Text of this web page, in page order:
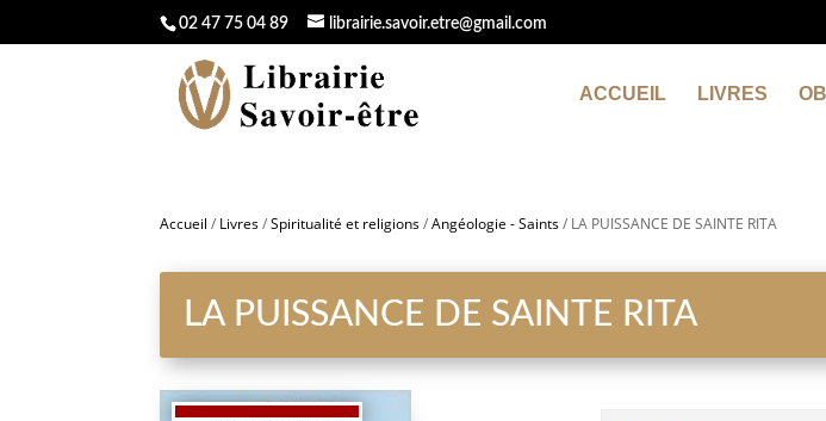
02 47 75 04 89 librairie.savoir.etre@gmail.com
ACCUEIL LIVRES
Accueil / Livres/Spiritualité et religions/Angéologie - Saints/ LA PUISSANCE DE SAINTE RITA
LA PUISSANCE DE SAINTE RITA